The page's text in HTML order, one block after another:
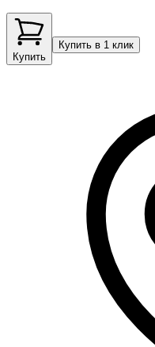
Купить
Купить в 1 клик